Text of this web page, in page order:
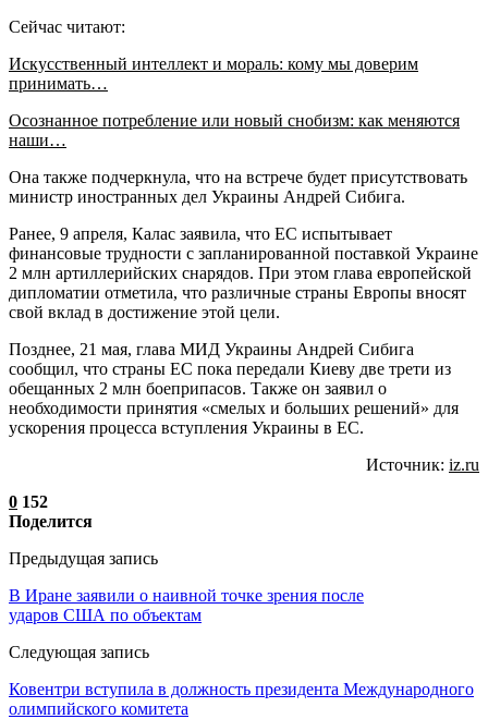
Сейчас читают:
Искусственный интеллект и мораль: кому мы доверим
принимать…
Осознанное потребление или новый снобизм: как меняются
наши…
Она также подчеркнула, что на встрече будет присутствовать
министр иностранных дел Украины Андрей Сибига.
Ранее, 9 апреля, Калас заявила, что ЕС испытывает
финансовые трудности с запланированной поставкой Украине
2 млн артиллерийских снарядов. При этом глава европейской
дипломатии отметила, что различные страны Европы вносят
свой вклад в достижение этой цели.
Позднее, 21 мая, глава МИД Украины Андрей Сибига
сообщил, что страны ЕС пока передали Киеву две трети из
обещанных 2 млн боеприпасов. Также он заявил о
необходимости принятия «смелых и больших решений» для
ускорения процесса вступления Украины в ЕС.
Источник: iz.ru
0 152
Поделится
Предыдущая запись
В Иране заявили о наивной точке зрения после
ударов США по объектам
Следующая запись
Ковентри вступила в должность президента Международного
олимпийского комитета